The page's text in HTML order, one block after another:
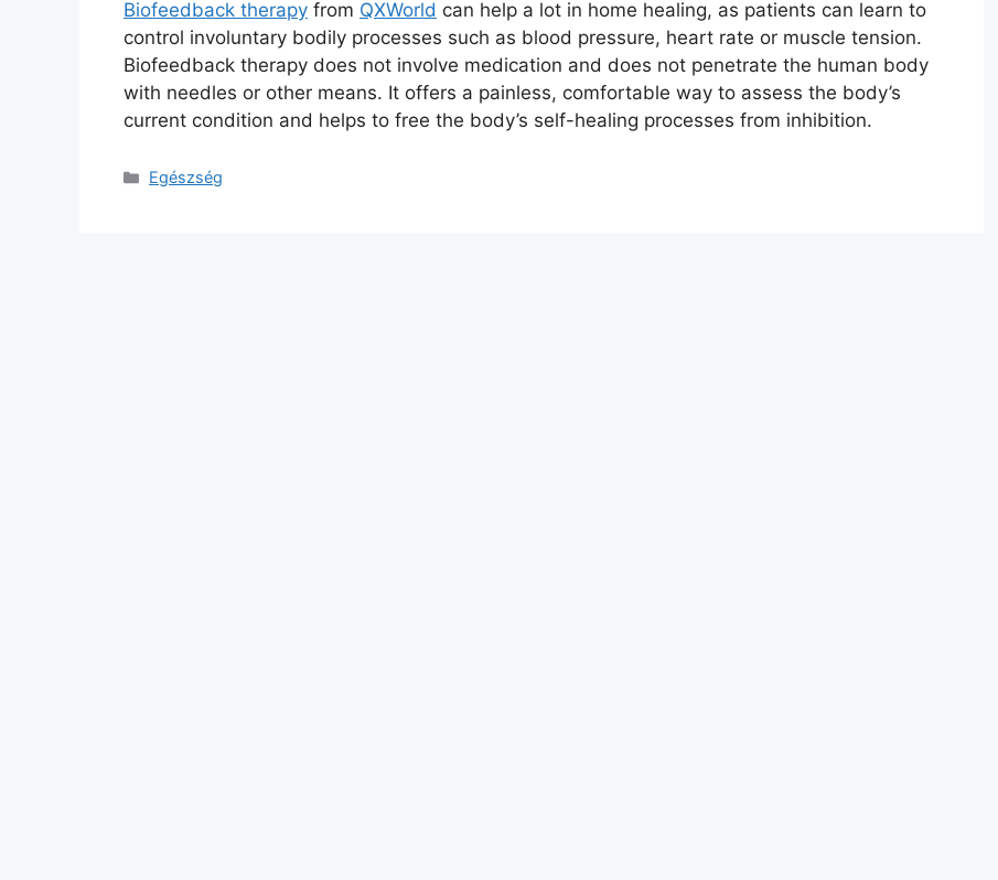
Biofeedback therapy from QXWorld can help a lot in home healing, as patients can learn to
control involuntary bodily processes such as blood pressure, heart rate or muscle tension.
Biofeedback therapy does not involve medication and does not penetrate the human body
with needles or other means. It offers a painless, comfortable way to assess the body’s
current condition and helps to free the body’s self-healing processes from inhibition.
Kategória
Egészség